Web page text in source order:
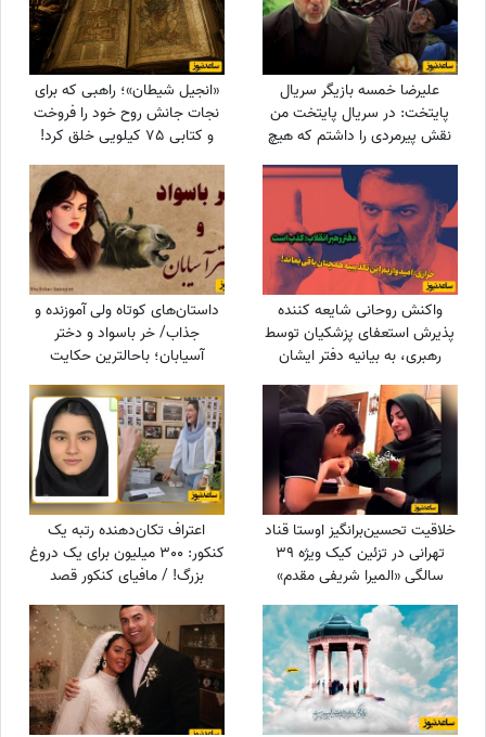
علیرضا خمسه بازیگر سریال
پایتخت: در سریال پایتخت من
نقش پیرمردی را داشتم که هیچ
دیالوگی نداشت! پنجعلی از طریق
نگاهش با مردم حرف می زد
«انجیل شیطان»؛ راهبی که برای
نجات جانش روح خود را فروخت
و کتابی 75 کیلویی خلق کرد!
واکنش روحانی شایعه کننده
پذیرش استعفای پزشکیان توسط
رهبری، به بیانیه دفتر ایشان
داستان‌های کوتاه ولی آموزنده و
جذاب/ خر باسواد و دختر
آسیابان؛ باحالترین حکایت
مرزبان نامه
خلاقیت تحسین‌برانگیز اوستا قناد
تهرانی در تزئین کیک ویژه 39
سالگی «المیرا شریفی مقدم»
حماسه آفرید/ آقا واگعیه یا
کیکه؟😂
اعتراف تکان‌دهنده رتبه یک
کنکور: 300 میلیون برای یک دروغ
بزرگ! / مافیای کنکور قصد
داشت...